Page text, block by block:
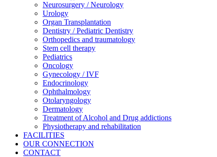
Neurosurgery / Neurology
Urology
Organ Transplantation
Dentistry / Pediatric Dentistry
Orthopedics and traumatology
Stem cell therapy
Pediatrics
Oncology
Gynecology / IVF
Endocrinology
Ophthalmology
Otolaryngology
Dermatology
Treatment of Alcohol and Drug addictions
Physiotherapy and rehabilitation
FACILITIES
OUR CONNECTION
CONTACT